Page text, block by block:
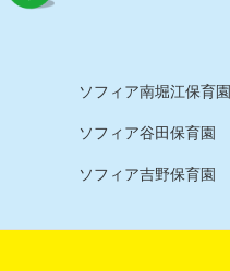
ソフィア南堀江保育園
ソフィア谷田保育園
ソフィア吉野保育園